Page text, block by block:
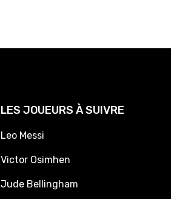
LES JOUEURS À SUIVRE
Leo Messi
Victor Osimhen
Jude Bellingham